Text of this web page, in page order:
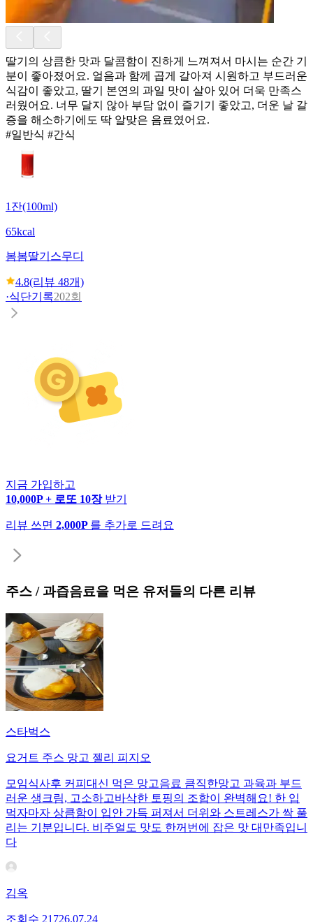
딸기의 상큼한 맛과 달콤함이 진하게 느껴져서 마시는 순간 기
분이 좋아졌어요. 얼음과 함께 곱게 갈아져 시원하고 부드러운
식감이 좋았고, 딸기 본연의 과일 맛이 살아 있어 더욱 만족스
러웠어요. 너무 달지 않아 부담 없이 즐기기 좋았고, 더운 날 갈
증을 해소하기에도 딱 알맞은 음료였어요.
#일반식 #간식
1잔(100ml)
65kcal
봄봄딸기스무디
4.8(리뷰 48개)
·식단기록202회
지금 가입하고
10,000P + 로또 10장 받기
리뷰 쓰면 2,000P 를 추가로 드려요
주스 / 과즙음료을 먹은 유저들의 다른 리뷰
스타벅스
요거트 주스 망고 젤리 피지오
모임식사후 커피대신 먹은 망고음료 큼직한망고 과육과 부드
러운 생크림, 고소하고바삭한 토핑의 조합이 완벽해요! 한 입
먹자마자 상큼함이 입안 가득 퍼져서 더위와 스트레스가 싹 풀
리는 기분입니다. 비주얼도 맛도 한꺼번에 잡은 맛 대만족입니
다
김옥
조회수 21726.07.24